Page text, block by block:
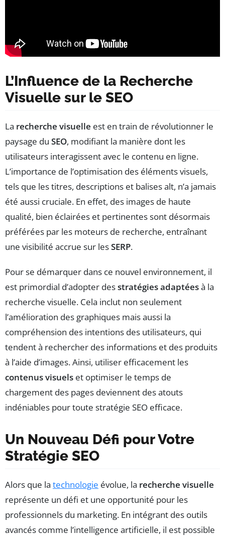
L’Influence de la Recherche
Visuelle sur le SEO
La recherche visuelle est en train de révolutionner le
paysage du SEO, modifiant la manière dont les
utilisateurs interagissent avec le contenu en ligne.
L’importance de l’optimisation des éléments visuels,
tels que les titres, descriptions et balises alt, n’a jamais
été aussi cruciale. En effet, des images de haute
qualité, bien éclairées et pertinentes sont désormais
préférées par les moteurs de recherche, entraînant
une visibilité accrue sur lesSERP.
Pour se démarquer dans ce nouvel environnement, il
est primordial d’adopter desstratégies adaptéesà la
recherche visuelle. Cela inclut non seulement
l’amélioration des graphiques mais aussi la
compréhension des intentions des utilisateurs, qui
tendent à rechercher des informations et des produits
à l’aide d’images. Ainsi, utiliser efficacement les
contenus visuels et optimiser le temps de
chargement des pages deviennent des atouts
indéniables pour toute stratégie SEO efficace.
Un Nouveau Défi pour Votre
Stratégie SEO
Alors que la technologie évolue, la recherche visuelle
représente un défi et une opportunité pour les
professionnels du marketing. En intégrant des outils
avancés comme l’intelligence artificielle, il est possible